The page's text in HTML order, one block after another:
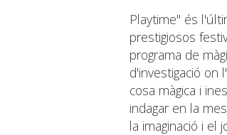
Playtime" és
prestigiosos
programa de
d'investigació
cosa màgica i
indagar en la
la imaginació i el